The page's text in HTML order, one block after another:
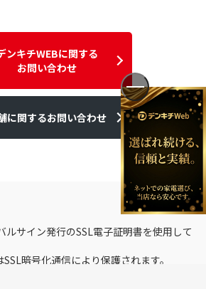
セパレート型
絞り込む
応 Bluetooth非対応
り込む
非対応
ンキチWEBに関する
お問い合わせ
に関するお問い合わせ
ルサイン発行のSSL電子証明書を使用して
暗号化通信により保護されます。